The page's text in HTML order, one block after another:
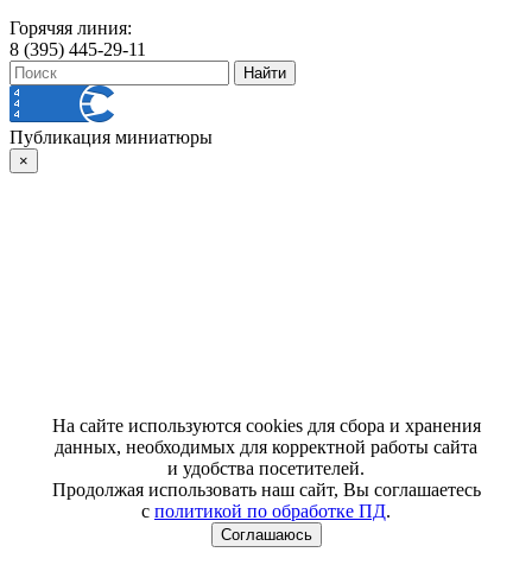
Горячяя линия:
8 (395) 445-29-11
Публикация миниатюры
×
На сайте используются cookies для сбора и хранения
данных, необходимых для корректной работы сайта
и удобства посетителей.
Продолжая использовать наш сайт, Вы соглашаетесь
с политикой по обработке ПД.
Соглашаюсь